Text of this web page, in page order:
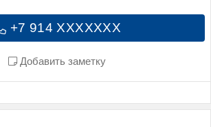
+7 914 XXXXXXX
Добавить заметку